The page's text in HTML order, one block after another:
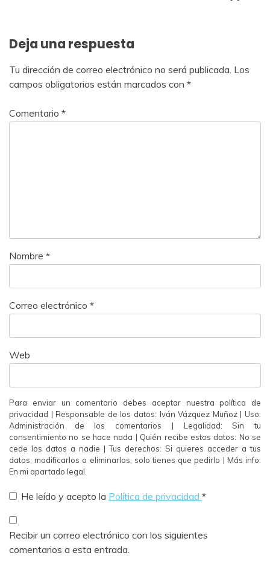
Deja una respuesta
Tu dirección de correo electrónico no será publicada. Los
campos obligatorios están marcados con *
Comentario *
Nombre *
Correo electrónico *
Web
Para enviar un comentario debes aceptar nuestra política de
privacidad | Responsable de los datos: Iván Vázquez Muñoz | Uso:
Administración de los comentarios | Legalidad: Sin tu
consentimiento no se hace nada | Quién recibe estos datos: No se
cede los datos a nadie | Tus derechos: Si quieres acceder a tus
datos, modificarlos o eliminarlos, solo tienes que pedirlo | Más info:
En mi apartado legal.
He leído y acepto la Política de privacidad *
Recibir un correo electrónico con los siguientes
comentarios a esta entrada.